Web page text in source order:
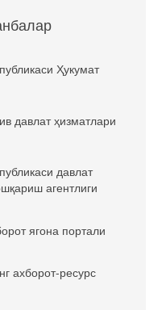
Ҳукумат
давлат ҳизматлари
давлат
агентлиги
ягона портали
ахборот-ресурс